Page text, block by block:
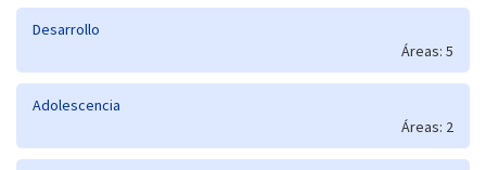
Desarrollo
Áreas: 5
Adolescencia
Áreas: 2